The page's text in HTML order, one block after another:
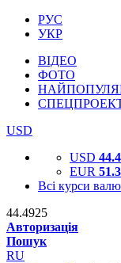
РУС
УКР
ВІДЕО
ФОТО
USD
USD
EUR
Всі курси
44.4925
Авторизація
Пошук
RU